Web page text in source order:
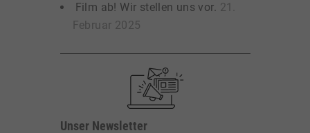
Film ab! Wir stellen uns vor. 21.
Februar 2025
Unser Newsletter